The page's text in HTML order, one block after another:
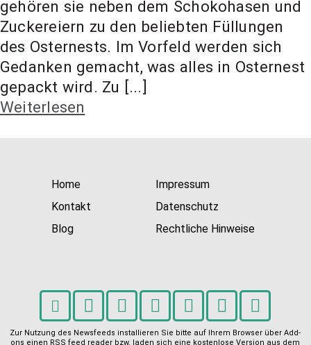
t Coach,
Anlageber
gehören sie neben dem Schokohasen und
Zuckereiern zu den beliebten Füllungen
des Osternests. Im Vorfeld werden sich
Gedanken gemacht, was alles in Osternest
gepackt wird. Zu [...]
Weiterlesen
Home
Kontakt
Blog
Impressum
Datenschutz
Rechtliche Hinweise
Zur Nutzung des Newsfeeds installieren Sie bitte auf Ihrem Browser über Add-
ons einen RSS feed reader bzw. laden sich eine kostenlose Version aus dem